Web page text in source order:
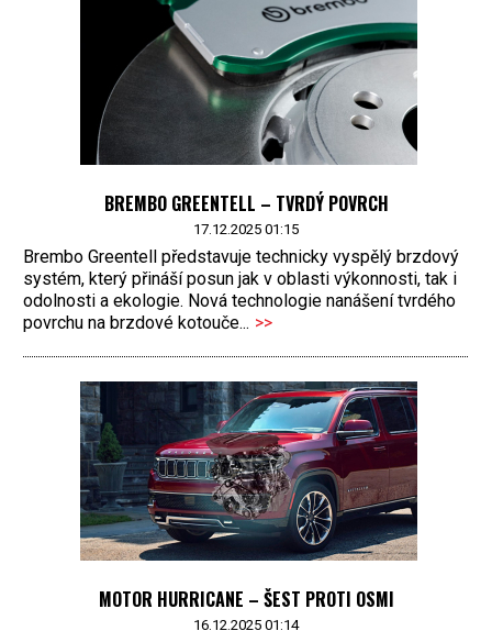
BREMBO GREENTELL – TVRDÝ POVRCH
17.12.2025 01:15
Brembo Greentell představuje technicky vyspělý brzdový
systém, který přináší posun jak v oblasti výkonnosti, tak i
odolnosti a ekologie. Nová technologie nanášení tvrdého
povrchu na brzdové kotouče... >>
MOTOR HURRICANE – ŠEST PROTI OSMI
16.12.2025 01:14